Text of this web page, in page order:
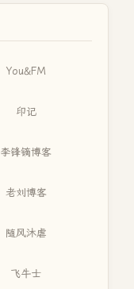
You&FM
印记
李锋镝博客
老刘博客
随风沐虐
飞牛士